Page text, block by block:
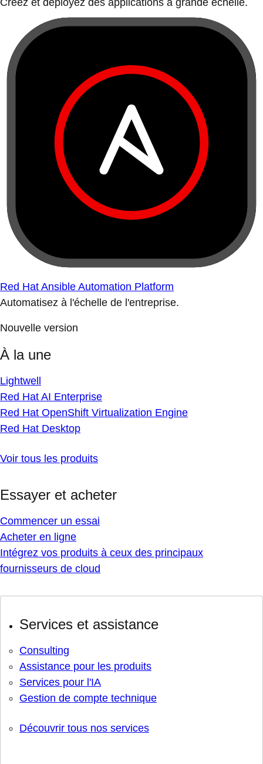
Créez et déployez des applications à grande échelle.
Red Hat Ansible Automation Platform
Automatisez à l'échelle de l'entreprise.
Nouvelle version
À la une
Lightwell
Red Hat AI Enterprise
Red Hat OpenShift Virtualization Engine
Red Hat Desktop
Voir tous les produits
Essayer et acheter
Commencer un essai
Acheter en ligne
Intégrez vos produits à ceux des principaux
fournisseurs de cloud
Services et assistance
Consulting
Assistance pour les produits
Services pour l'IA
Gestion de compte technique
Découvrir tous nos services